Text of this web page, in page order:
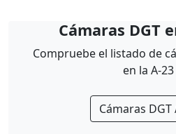
Cámaras DGT
Compruebe el listado de
en la A-23
Cámaras DGT